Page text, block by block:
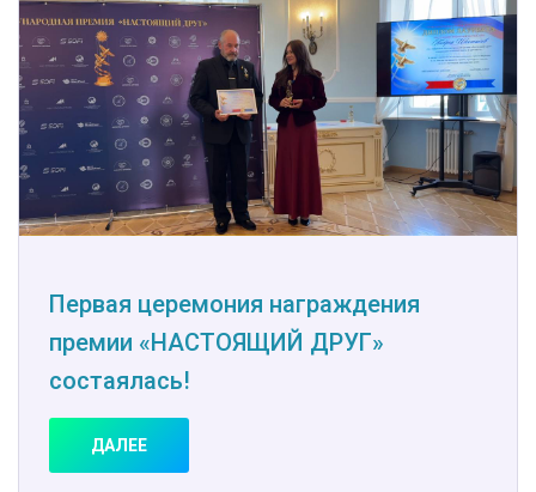
Первая церемония награждения
премии «НАСТОЯЩИЙ ДРУГ»
состаялась!
ДАЛЕЕ